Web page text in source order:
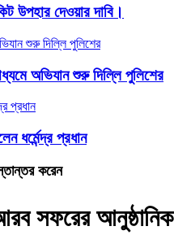
উপহার দেওয়ার দাবি।
অভিযান শুরু দিল্লি পুলিশের
ধর্মেন্দ্র প্রধান
করেন
সফরের